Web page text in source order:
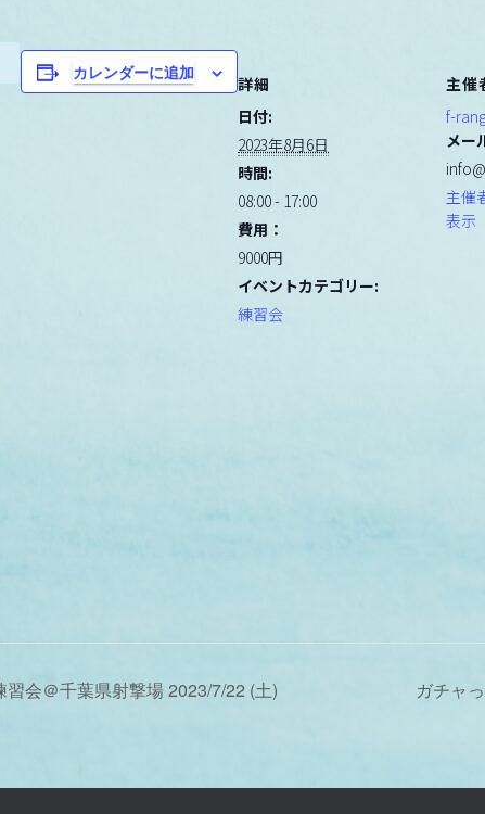
カレンダーに追加
詳細
日付:
2023年8月6日
時間:
08:00 - 17:00
費用：
9000円
イベントカテゴリー:
練習会
主催
f-
メー
主催
表示
会＠千葉県射撃場 2023/7/22 (土) ガチャ